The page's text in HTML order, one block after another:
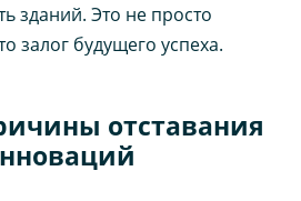
зданий. Это не просто
залог будущего успеха.
отставания